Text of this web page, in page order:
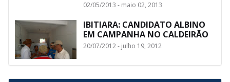
02/05/2013 - maio 02, 2013
IBITIARA: CANDIDATO ALBINO
EM CAMPANHA NO CALDEIRÃO
20/07/2012 - julho 19, 2012